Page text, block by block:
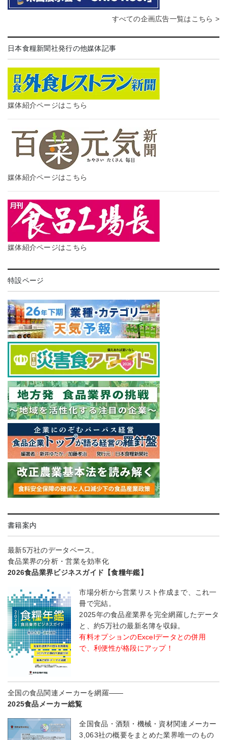
すべての企画広告一覧はこちら >
日本食糧新聞社発行の他媒体記事
媒体紹介ページはこちら
媒体紹介ページはこちら
媒体紹介ページはこちら
特設ページ
書籍案内
最新5万社のデータベース。
食品業界の分析・営業を効率化
2026食品業界ビジネスガイド【食糧年鑑】
市場分析から営業リスト作成まで、これ一
冊で完結。
2025年の食品産業界を完全網羅したデータ
と、約5万社の最新名簿を収録。
有料オプションのExcelデータとの併用
で、利便性が格段にアップ！
全国の食品関連メーカーを網羅――
2025食品メーカー総覧
全国食品・酒類・機械・資材関連メーカー
3,063社の概要をまとめた業界唯一のもの